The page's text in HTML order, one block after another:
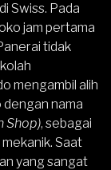
Swiss. Pada
jam pertama
tidak
mengambil alih
nama
Shop), sebagai
Saat
yang sangat